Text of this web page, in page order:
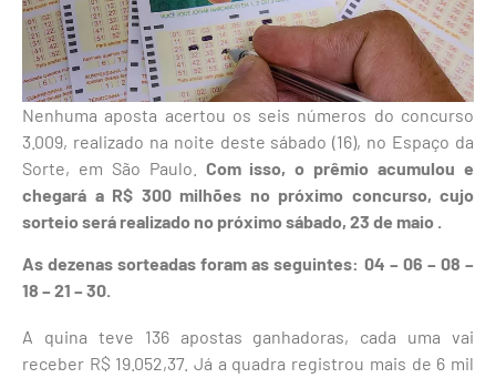
Nenhuma aposta acertou os seis números do concurso
3.009, realizado na noite deste sábado (16), no Espaço da
Sorte, em São Paulo. Com isso, o prêmio acumulou e
chegará a R$ 300 milhões no próximo concurso, cujo
sorteio será realizado no próximo sábado, 23 de maio .
As dezenas sorteadas foram as seguintes: 04 – 06 – 08 –
18 – 21 – 30.
A quina teve 136 apostas ganhadoras, cada uma vai
receber R$ 19.052,37. Já a quadra registrou mais de 6 mil